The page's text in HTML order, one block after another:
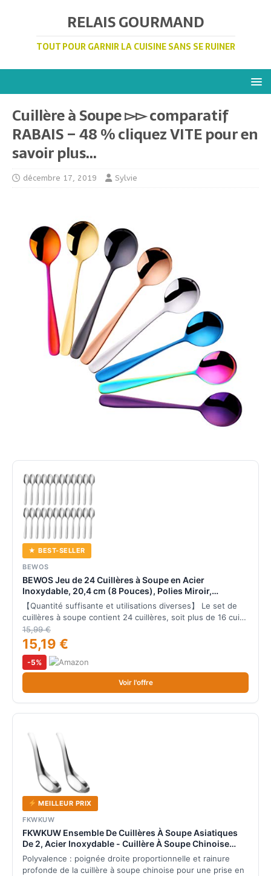
RELAIS GOURMAND
TOUT POUR GARNIR LA CUISINE SANS SE RUINER
Cuillère à Soupe ▻▻ comparatif
RABAIS – 48 % cliquez VITE pour en
savoir plus…
décembre 17, 2019 Sylvie
★ BEST-SELLER
BEWOS
BEWOS Jeu de 24 Cuillères à Soupe en Acier
Inoxydable, 20,4 cm (8 Pouces), Polies Miroir,
Lavables au Lave-vaisselle, Pour la Maison, l'Hôtel ou
le Restaurant
【Quantité suffisante et utilisations diverses】 Le set de
cuillères à soupe contient 24 cuillères, soit plus de 16 cui…
15,99 €
15,19 €
-5%
Voir l'offre
MEILLEUR PRIX
FKWKUW
FKWKUW Ensemble De Cuillères À Soupe Asiatiques
De 2, Acier Inoxydable - Cuillère À Soupe Chinoise
pour Céréales, Ragoûts Pho Wonton - Boulettes
Profondes - Passe Au Lave-Vaisselle
Polyvalence : poignée droite proportionnelle et rainure
profonde de la cuillère à soupe chinoise pour une prise en